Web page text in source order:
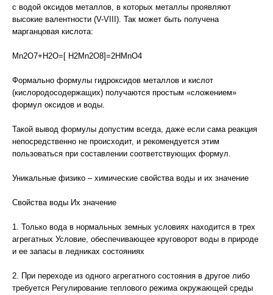
с водой оксидов металлов, в которых металлы проявляют
высокие валентности (V-VIII). Так может быть получена
марганцовая кислота:
Mn2O7+H2O=[ H2Mn2O8]=2HMnO4
Формально формулы гидроксидов металлов и кислот
(кислородосодержащих) получаются простым «сложением»
формул оксидов и воды.
Такой вывод формулы допустим всегда, даже если сама реакция
непосредственно не происходит, и рекомендуется этим
пользоваться при составлении соответствующих формул.
Уникальные физико – химические свойства воды и их значение
Свойства воды Их значение
1. Только вода в нормальных земных условиях находится в трех
агрегатных Условие, обеспечивающее круговорот воды в природе
и ее запасы в ледниках состояниях
2. При переходе из одного агрегатного состояния в другое либо
требуется Регулирование теплового режима окружающей среды